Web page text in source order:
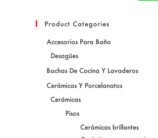
Product Categories
Accesorios Para Baño
Desagües
Bachas De Cocina Y Lavaderos
Cerámicas Y Porcelanatos
Cerámicas
Pisos
Cerámicas brillantes